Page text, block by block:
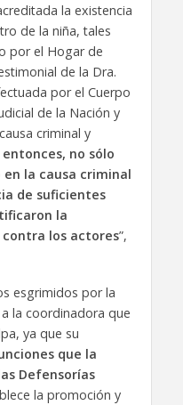
la existencia
de la niña, tales
por el Hogar de
de la Dra.
por el Cuerpo
de la Nación y
criminal y
no sólo
la causa criminal
de suficientes
la
los actores”,
esgrimidos por la
la coordinadora que
ya que su
que la
Defensorías
la promoción y